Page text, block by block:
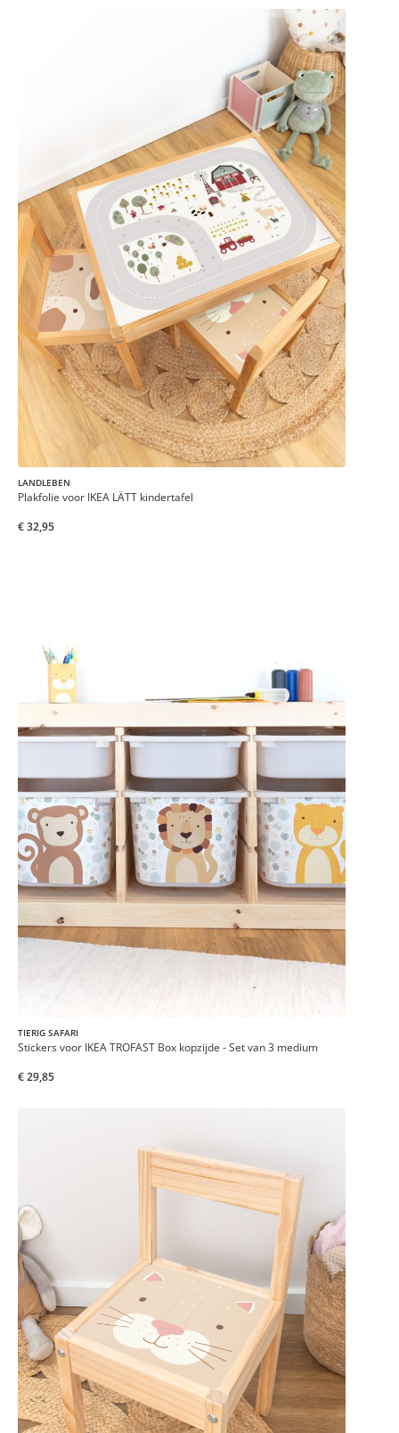
LANDLEBEN
Plakfolie voor IKEA LÄTT kindertafel
€ 32,95
TIERIG SAFARI
Stickers voor IKEA TROFAST Box kopzijde - Set van 3 medium
€ 29,85